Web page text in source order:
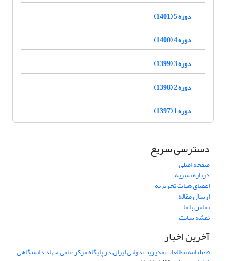
دوره 5 (1401)
دوره 4 (1400)
دوره 3 (1399)
دوره 2 (1398)
دوره 1 (1397)
دسترسی سریع
صفحه اصلی
درباره نشریه
اعضای هیات تحریریه
ارسال مقاله
تماس با ما
نقشه سایت
آخرین اخبار
فصلنامه مطالعات مدیریت دولتی ایران در پایگاه مرکز علمی جهاد دانشگاهی